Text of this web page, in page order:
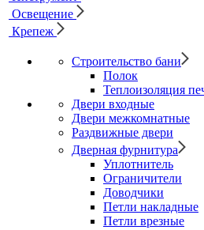
Освещение
Крепеж
Строительство бани
Полок
Теплоизоляция
Двери входные
Двери межкомнатные
Раздвижные двери
Дверная фурнитура
Уплотнитель
Ограничители
Доводчики
Петли накладные
Петли врезные